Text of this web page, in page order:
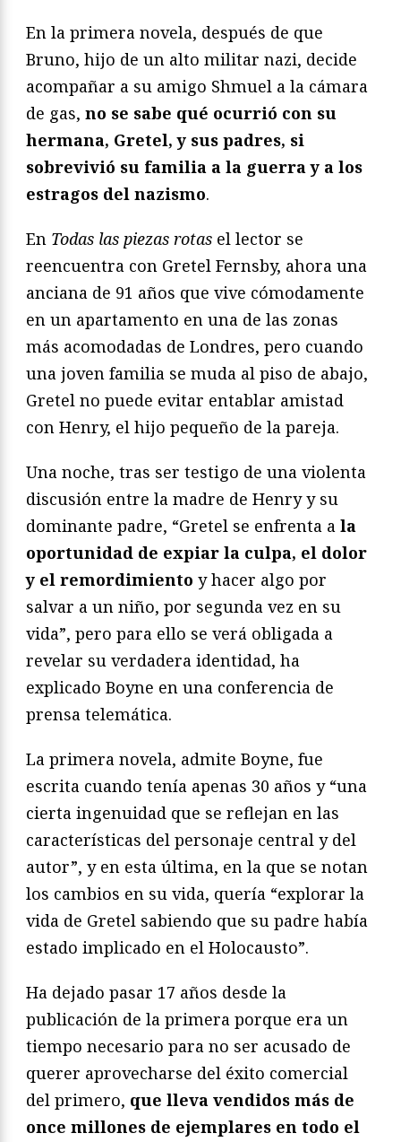
En la primera novela, después de que
Bruno, hijo de un alto militar nazi, decide
acompañar a su amigo Shmuel a la cámara
de gas, no se sabe qué ocurrió con su
hermana, Gretel, y sus padres, si
sobrevivió su familia a la guerra y a los
estragos del nazismo.
En Todas las piezas rotas el lector se
reencuentra con Gretel Fernsby, ahora una
anciana de 91 años que vive cómodamente
en un apartamento en una de las zonas
más acomodadas de Londres, pero cuando
una joven familia se muda al piso de abajo,
Gretel no puede evitar entablar amistad
con Henry, el hijo pequeño de la pareja.
Una noche, tras ser testigo de una violenta
discusión entre la madre de Henry y su
dominante padre, “Gretel se enfrenta a la
oportunidad de expiar la culpa, el dolor
y el remordimiento y hacer algo por
salvar a un niño, por segunda vez en su
vida”, pero para ello se verá obligada a
revelar su verdadera identidad, ha
explicado Boyne en una conferencia de
prensa telemática.
La primera novela, admite Boyne, fue
escrita cuando tenía apenas 30 años y “una
cierta ingenuidad que se reflejan en las
características del personaje central y del
autor”, y en esta última, en la que se notan
los cambios en su vida, quería “explorar la
vida de Gretel sabiendo que su padre había
estado implicado en el Holocausto”.
Ha dejado pasar 17 años desde la
publicación de la primera porque era un
tiempo necesario para no ser acusado de
querer aprovecharse del éxito comercial
del primero, que lleva vendidos más de
once millones de ejemplares en todo el